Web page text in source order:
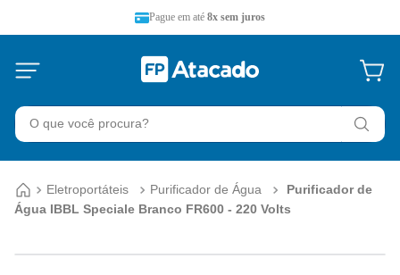
Pague em até 8x sem juros
O que você procura?
Eletroportáteis Purificador de Água
Purificador de
Água IBBL Speciale Branco FR600 - 220 Volts